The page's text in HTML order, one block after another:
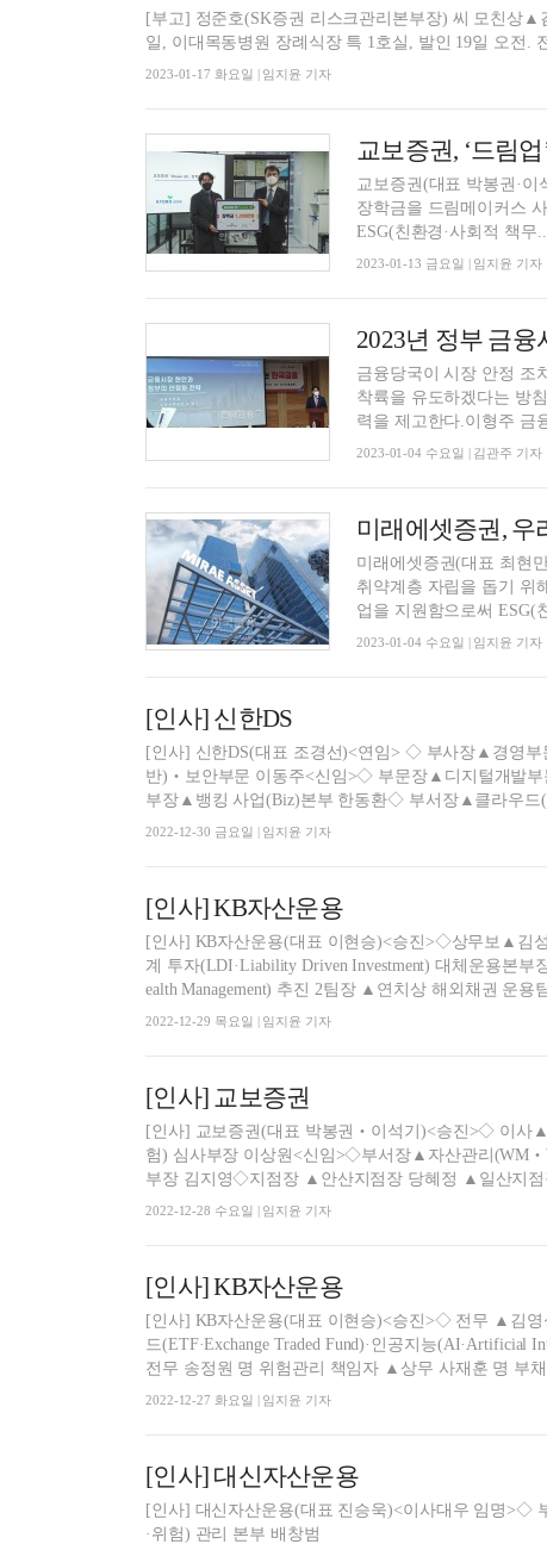
[부고] 정준호(SK증권 리스크관리본부장) 씨 모친상▲
일, 이대목동병원 장례식장 특 1호실, 발인 19일 오전.
2023-01-17 화요일 | 임지윤 기자
교보증권, ‘드림
교보증권(대표 박봉권·이
장학금을 드림메이커스
ESG(친환경·사회적 책무
2023-01-13 금요일 | 임지윤 기자
금융당국이 시장 안정 조
착륙을 유도하겠다는 방
력을 제고한다.이형주 금
2023-01-04 수요일 | 김관주 기자
미래에셋증권, 우
미래에셋증권(대표 최현
취약계층 자립을 돕기 위
업을 지원함으로써 ESG(
2023-01-04 수요일 | 임지윤 기자
[인사] 신한DS
[인사] 신한DS(대표 조경선)<연임> ◇ 부사장▲경영부문 최현준<퇴임>◇ 부문장▲인프라(Infrastructure‧사회적 생산 기
반)‧보안부문 이동주<신임>◇ 부문장▲디지털개발
부장▲뱅킹 사업(Biz)본부 한동환◇ 부서장▲클라우드
2022-12-30 금요일 | 임지윤 기자
[인사] KB자산운용
[인사] KB자산운용(대표 이현승)<승진>◇상무보▲김
계 투자(LDI·Liability Driven Investment) 대체운용본
ealth Management) 추진 2팀장 ▲연치상 해외채권 운
2022-12-29 목요일 | 임지윤 기자
[인사] 교보증권
[인사] 교보증권(대표 박봉권‧이석기)<승진>◇ 이사
험) 심사부장 이상원<신임>◇부서장▲자산관리
부장 김지영◇지점장 ▲안산지점장 당혜정 ▲일산지
2022-12-28 수요일 | 임지윤 기자
[인사] KB자산운용
[인사] KB자산운용(대표 이현승)<승진>◇ 전무 ▲김
드(ETF·Exchange Traded Fund)·인공지능
전무 송정원 명 위험관리 책임자 ▲상무 사재훈 명 부
2022-12-27 화요일 | 임지윤 기자
[인사] 대신자산운용
[인사] 대신자산운용(대표 진승욱)<이사대우 임명
·위험) 관리 본부 배창범